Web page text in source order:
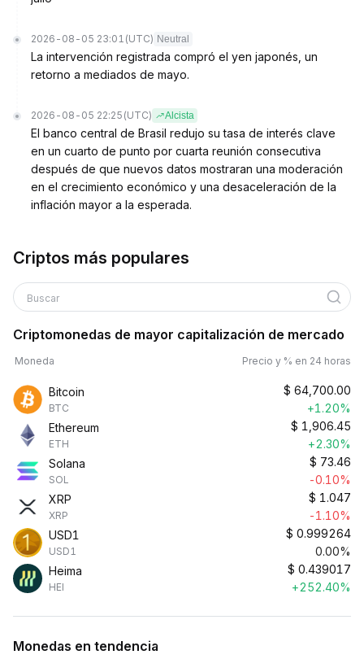
2026-08-05 23:01 (UTC) Neutral
La intervención registrada compró el yen japonés, un
retorno a mediados de mayo.
2026-08-05 22:25 (UTC) Alcista
El banco central de Brasil redujo su tasa de interés clave
en un cuarto de punto por cuarta reunión consecutiva
después de que nuevos datos mostraran una moderación
en el crecimiento económico y una desaceleración de la
inflación mayor a la esperada.
Criptos más populares
Buscar
Criptomonedas de mayor capitalización de mercado
Moneda Precio y % en 24 horas
Bitcoin
BTC
$ 64,700.00
+1.20%
Ethereum
ETH
$ 1,906.45
+2.30%
Solana
SOL
$ 73.46
-0.10%
XRP
XRP
$ 1.047
-1.10%
USD1
USD1
$ 0.999264
0.00%
Heima
HEI
$ 0.439017
+252.40%
Monedas en tendencia